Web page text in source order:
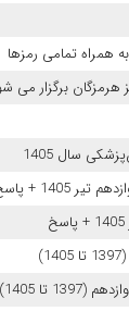
همراه تمامی رمزها
سال 1405